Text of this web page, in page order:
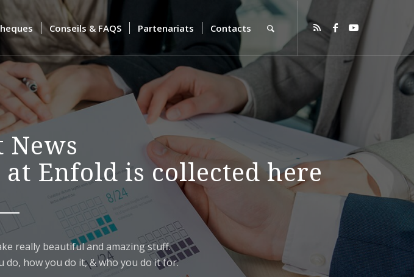
Conseils & FAQS Partenariats Contacts
News
Enfold is collected here
really beautiful and amazing stuff.
do, how you do it, & who you do it for.